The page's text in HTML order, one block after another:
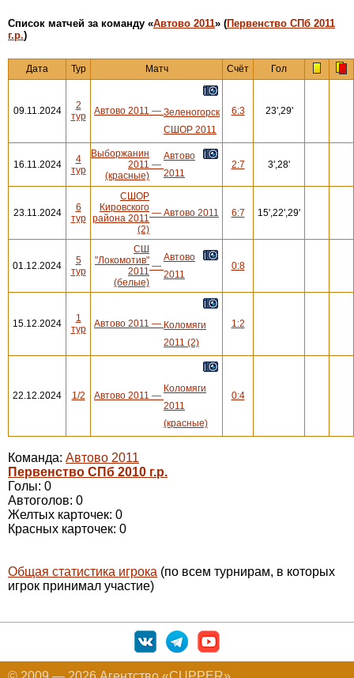
Cписок матчей за команду «Автово 2011» (Первенство СПб 2011
г.р.)
Дата Тур Матч Счёт Гол
09.11.2024
2
тур
Автово 2011 — Зеленогорск
СШОР 2011
6:3 23',29'
16.11.2024
4
тур
Выборжанин
2011
(красные)
—
Автово
2011
2:7 3',28'
23.11.2024
6
тур
СШОР
Кировского
района 2011
(2)
— Автово 2011 6:7 15',22',29'
01.12.2024
5
тур
СШ
"Локомотив"
2011
(белые)
—
Автово
2011
0:8
15.12.2024
1
тур
Автово 2011 — Коломяги
2011 (2)
1:2
22.12.2024 1/2 Автово 2011 —
Коломяги
2011
(красные)
0:4
Команда: Автово 2011
Первенство СПб 2010 г.р.
Голы: 0
Автоголов: 0
Желтых карточек: 0
Красных карточек: 0
Общая статистика игрока (по всем турнирам, в которых
игрок принимал участие)